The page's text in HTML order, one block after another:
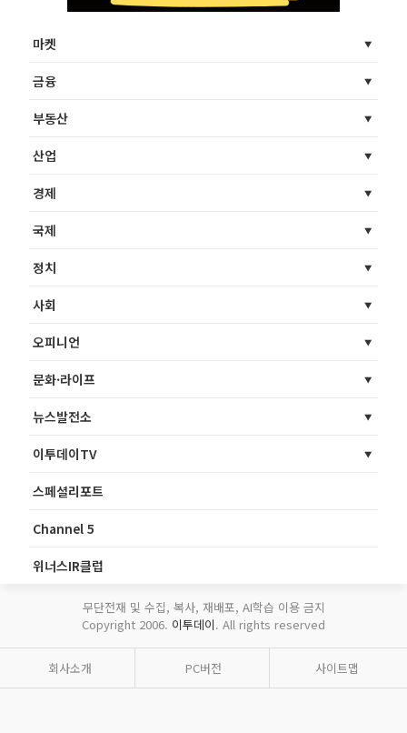
마켓
금융
부동산
산업
경제
국제
정치
사회
오피니언
문화·라이프
뉴스발전소
이투데이TV
스페셜리포트
Channel 5
위너스IR클럽
무단전재 및 수집, 복사, 재배포, AI학습 이용 금지
Copyright 2006. 이투데이. All rights reserved
회사소개 PC버전 사이트맵